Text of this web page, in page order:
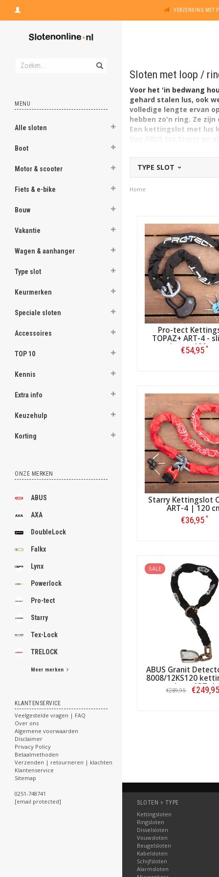
VERZENDING MET
MENU
Alle sloten
Boot
Motor & scooter
Fiets & e-bike
Bouw
Vakantie
Wagen & aanhanger
Type slot
Keurmerken
Speciale sloten
Accessoires
TOP 10
Kennis
Extra info
Keuzehulp
Korting
ONZE MERKEN
ABUS
AXA
DoubleLock
Falkx
Lynx
Powerlock
Pro-tect
Starry
Tex-Lock
TRELOCK
Meer merken
KLANTENSERVICE
Veelgestelde vragen | FAQ
Over ons
Algemene voorwaarden
Disclaimer
Privacy Policy
Betaalmethoden
Verzenden | retourneren | klachten
Klantenservice
Sitemap
0251-748741
[email protected]
Sloten met loop /
Voor het 'in bedwang
gehard stalen lus, ook
volledige lengte ervan
hebben zo'n ring. Ze
Een kettingslot met lus
TYPE SLOT
Home
Pro-tect
TOPAZ+ ART-4 -
loop - 120 cm
€54,95 *
Starry Kettingslot
ART-4 | 120
€36,95 *
SALE
ABUS Granit
8008/12KS120
loop ART-4
€289,95 €249,95
SLOTEN > TYPE
Kettingsloten
Ringsloten
Disselsloten
Vouwsloten
Beugelsloten
Kabelsloten
Schijfsloten
Alarmsloten